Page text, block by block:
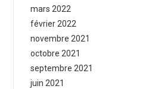
mars 2022
février 2022
novembre 2021
octobre 2021
septembre 2021
juin 2021